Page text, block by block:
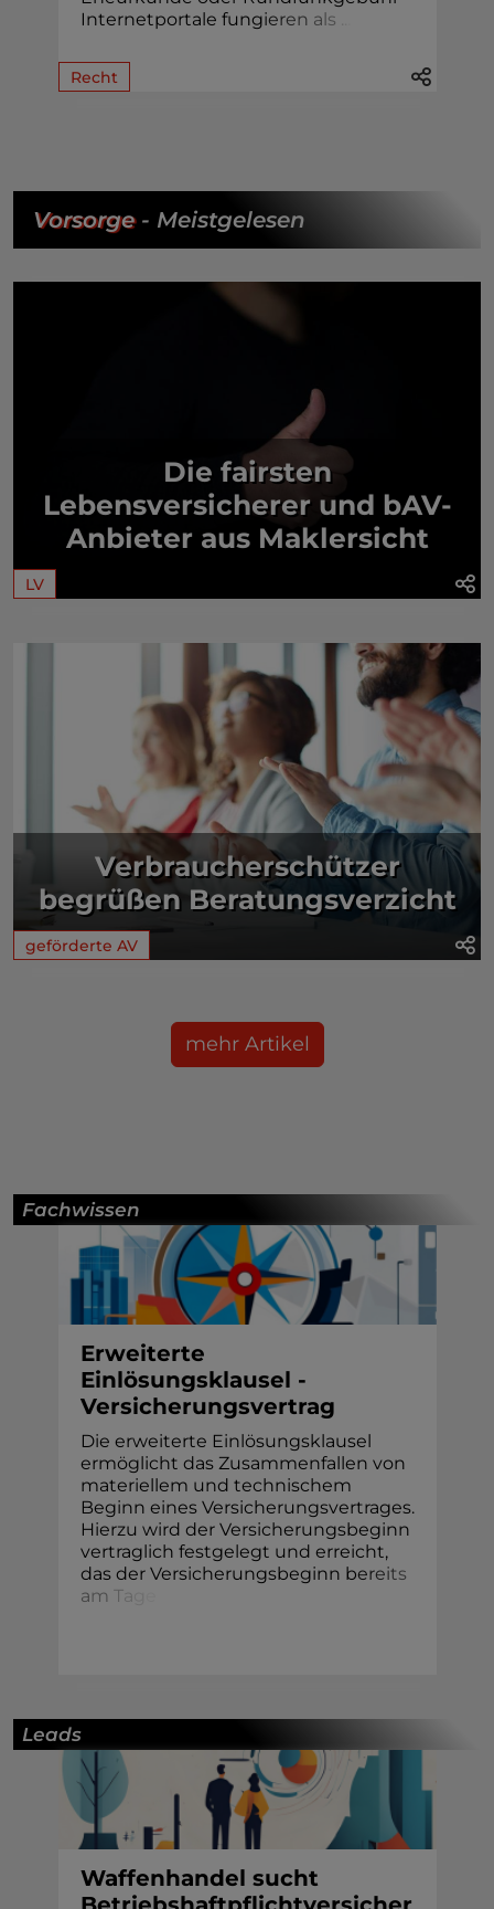
Internetportale fungieren als
Recht
Vorsorge- Meistgelesen
Die fairsten
Lebensversicherer und bAV-
Anbieter aus Maklersicht
LV
Verbraucherschützer
begrüßen Beratungsverzicht
geförderte AV
mehr Artikel
Fachwissen
Erweiterte
Einlösungsklausel -
Versicherungsvertrag
Die erweiterte Einlösungsklausel
ermöglicht das Zusammenfallen von
materiellem und technischem
Beginn eines Versicherungsvertrages.
Hierzu wird der Versicherungsbeginn
vertraglich festgelegt und erreicht,
das der Versicherungsbeginn bereits
am Ta
Leads
Waffenhandel sucht